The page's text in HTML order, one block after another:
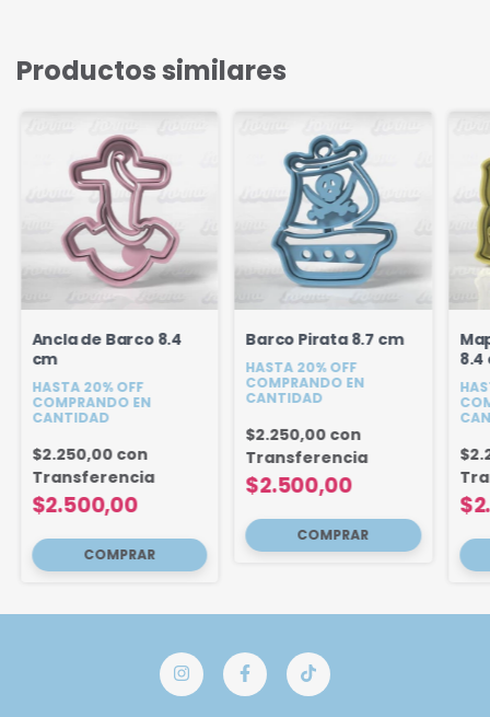
Productos similares
Ancla de Barco 8.4
cm
HASTA 20% OFF
COMPRANDO EN
CANTIDAD
$2.500,00
$2.250,00 con
Transferencia
Barco Pirata 8.7 cm
HASTA 20% OFF
COMPRANDO EN
CANTIDAD
$2.500,00
$2.250,00 con
Transferencia
8.4